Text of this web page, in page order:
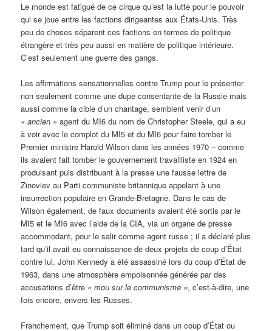
Le monde est fatigué de ce cirque qu’est la lutte pour le pouvoir
qui se joue entre les factions dirigeantes aux États-Unis. Très
peu de choses séparent ces factions en termes de politique
étrangère et très peu aussi en matière de politique intérieure.
C’est seulement une guerre des gangs.
Les affirmations sensationnelles contre Trump pour le présenter
non seulement comme une dupe consentante de la Russie mais
aussi comme la cible d’un chantage, semblent venir d’un
« ancien » agent du MI6 du nom de Christopher Steele, qui a eu
à voir avec le complot du MI5 et du MI6 pour faire tomber le
Premier ministre Harold Wilson dans les années 1970 – comme
ils avaient fait tomber le gouvernement travailliste en 1924 en
produisant puis distribuant à la presse une fausse lettre de
Zinoviev au Parti communiste britannique appelant à une
insurrection populaire en Grande-Bretagne. Dans le cas de
Wilson également, de faux documents avaient été sortis par le
MI5 et le MI6 avec l’aide de la CIA, via un organe de presse
accommodant, pour le salir comme agent russe ; il a déclaré plus
tard qu’il avait eu connaissance de deux projets de coup d’État
contre lui. John Kennedy a été assassiné lors du coup d’État de
1963, dans une atmosphère empoisonnée générée par des
accusations d’être « mou sur le communisme », c’est-à-dire, une
fois encore, envers les Russes.
Franchement, que Trump soit éliminé dans un coup d’État ou